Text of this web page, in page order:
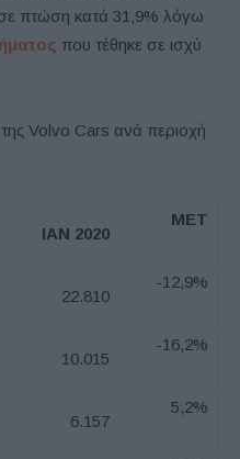
πτώση κατά 31,9% λόγω
που τέθηκε σε ισχύ
Volvo Cars ανά περιοχή
ΙΑΝ 2020
ΜΕΤ
22.810
-12,9%
10.015
-16,2%
6.157
5,2%